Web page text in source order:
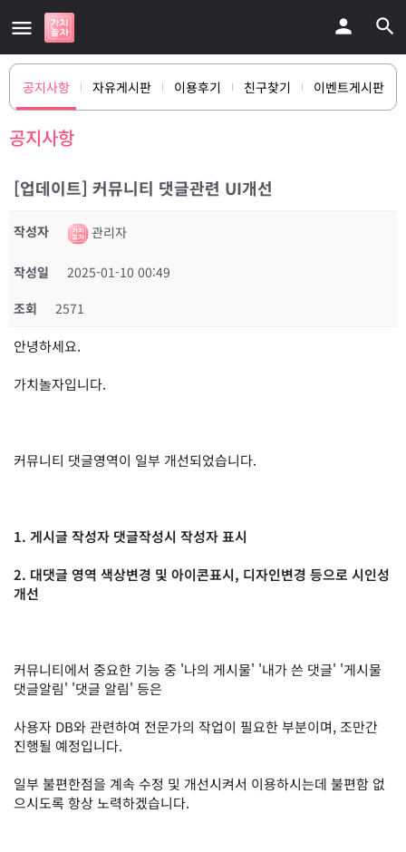
공지사항 자유게시판 이용후기 친구찾기 이벤트게시판
공지사항
[업데이트] 커뮤니티 댓글관련 UI개선
작성자 관리자
작성일
2025-01-10 00:49
조회
2571
안녕하세요.
가치놀자입니다.
커뮤니티 댓글영역이 일부 개선되었습니다.
1. 게시글 작성자 댓글작성시 작성자 표시
2. 대댓글 영역 색상변경 및 아이콘표시, 디자인변경 등으로 시인성
개선
커뮤니티에서 중요한 기능 중 '나의 게시물' '내가 쓴 댓글' '게시물
댓글알림' '댓글 알림' 등은
사용자 DB와 관련하여 전문가의 작업이 필요한 부분이며, 조만간
진행될 예정입니다.
일부 불편한점을 계속 수정 및 개선시켜서 이용하시는데 불편함 없
으시도록 항상 노력하겠습니다.